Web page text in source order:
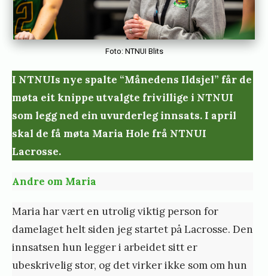
t
r
e
m
Foto: NTNUI Blits
I NTNUIs nye spalte “Månedens Ildsjel” får de
møta eit knippe utvalgte frivillige i NTNUI
som legg ned ein uvurderleg innsats. I april
skal de få møta Maria Hole frå NTNUI
Lacrosse.
Andre om Maria
Maria har vært en utrolig viktig person for
damelaget helt siden jeg startet på Lacrosse. Den
innsatsen hun legger i arbeidet sitt er
ubeskrivelig stor, og det virker ikke som om hun